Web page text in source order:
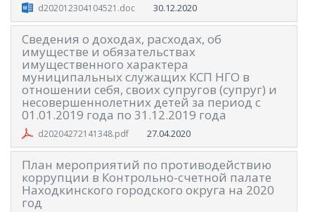
d202012304104521.doc 30.12.2020
Сведения о доходах, расходах, об
имуществе и обязательствах
имущественного характера
муниципальных служащих КСП НГО в
отношении себя, своих супругов (супруг) и
несовершеннолетних детей за период с
01.01.2019 года по 31.12.2019 года
d20204272141348.pdf 27.04.2020
План мероприятий по противодействию
коррупции в Контрольно-счетной палате
Находкинского городского округа на 2020
год